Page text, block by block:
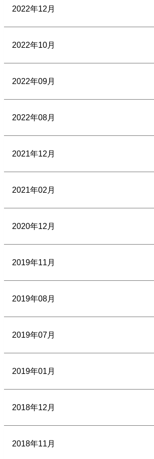
2022年12月
2022年10月
2022年09月
2022年08月
2021年12月
2021年02月
2020年12月
2019年11月
2019年08月
2019年07月
2019年01月
2018年12月
2018年11月